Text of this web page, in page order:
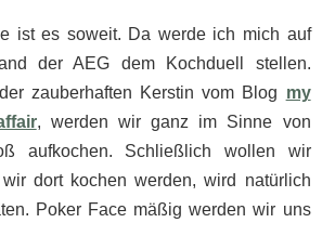
ist es soweit. Da werde ich mich auf
der AEG dem Kochduell stellen.
zauberhaften Kerstin vom Blog my
, werden wir ganz im Sinne von
aufkochen. Schließlich wollen wir
dort kochen werden, wird natürlich
Poker Face mäßig werden wir uns